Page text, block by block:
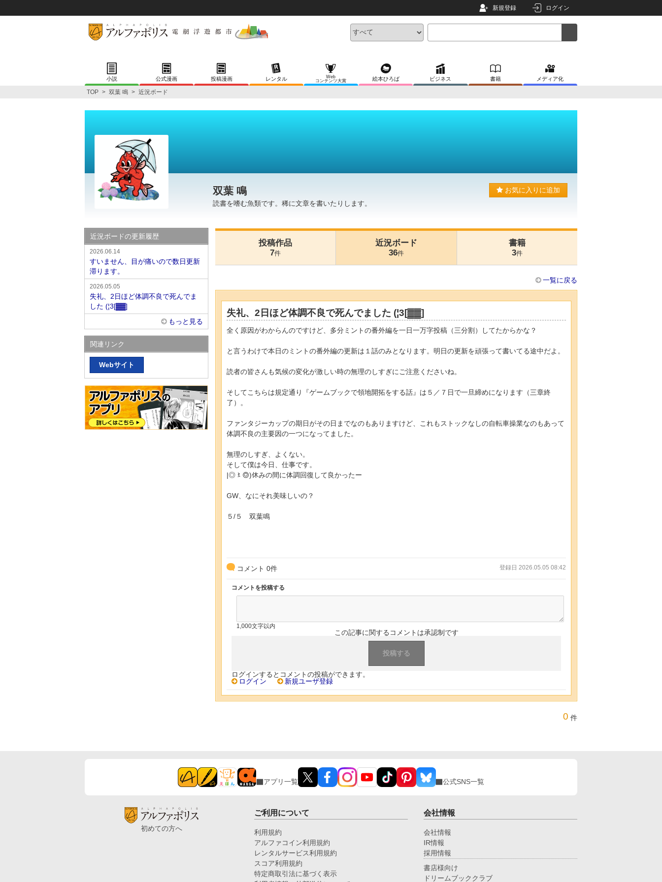
新規登録 ログイン
小説 公式漫画 投稿漫画 レンタル
Web
コンテンツ大賞
絵本ひろば ビジネス 書籍 メディア化
TOP > 双葉 鳴 > 近況ボード
双葉 鳴
読書を嗜む魚類です。稀に文章を書いたりします。
お気に入りに追加
投稿作品
7件
近況ボード
36件
書籍
3件
一覧に戻る
失礼、2日ほど体調不良で死んでました (¦3[▓▓]
全く原因がわからんのですけど、多分ミントの番外編を一日一万字投稿（三分割）してたからかな？
と言うわけで本日のミントの番外編の更新は１話のみとなります。明日の更新を頑張って書いてる途中だよ。
読者の皆さんも気候の変化が激しい時の無理のしすぎにご注意くださいね。
そしてこちらは規定通り『ゲームブックで領地開拓をする話』は５／７日で一旦締めになります（三章終
了）。
ファンタジーカップの期日がその日までなのもありますけど、これもストックなしの自転車操業なのもあって
体調不良の主要因の一つになってました。
無理のしすぎ、よくない。
そして僕は今日、仕事です。
|◎〻◎)休みの間に体調回復して良かったー
GW、なにそれ美味しいの？
５/５ 双葉鳴
コメント 0件 登録日 2026.05.05 08:42
コメントを投稿する
1,000文字以内
この記事に関するコメントは承認制です
ログインするとコメントの投稿ができます。
ログイン
新規ユーザ登録
0 件
近況ボードの更新履歴
2026.06.14
すいません、目が痛いので数日更新
滞ります。
2026.05.05
失礼、2日ほど体調不良で死んでま
した (¦3[▓▓]
もっと見る
関連リンク
Webサイト
アプリ一覧 公式SNS一覧
初めての方へ
ご利用について
利用規約
アルファコイン利用規約
レンタルサービス利用規約
スコア利用規約
特定商取引法に基づく表示
会社情報
会社情報
IR情報
採用情報
書店様向け
ドリームブッククラブ